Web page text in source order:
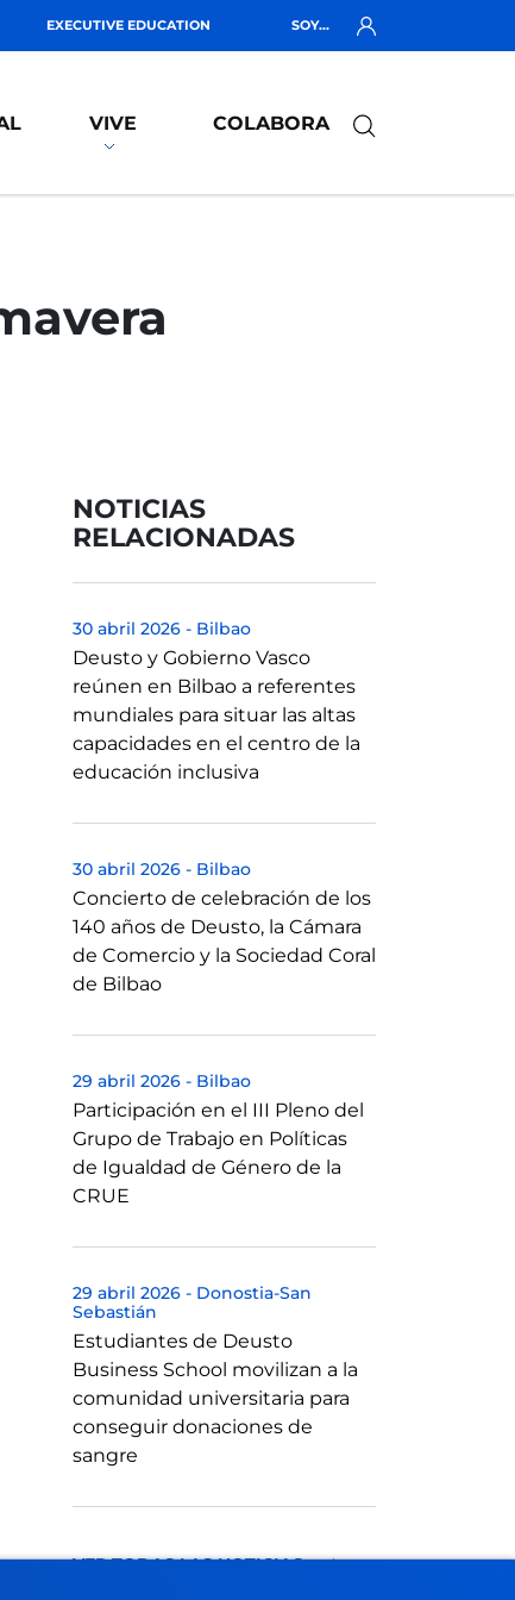
EXECUTIVE EDUCATION SOY...
VIVE COLABORA
NOTICIAS
RELACIONADAS
30 abril 2026 - Bilbao
Deusto y Gobierno Vasco
reúnen en Bilbao a referentes
mundiales para situar las altas
capacidades en el centro de la
educación inclusiva
30 abril 2026 - Bilbao
Concierto de celebración de los
140 años de Deusto, la Cámara
de Comercio y la Sociedad Coral
de Bilbao
29 abril 2026 - Bilbao
Participación en el III Pleno del
Grupo de Trabajo en Políticas
de Igualdad de Género de la
CRUE
29 abril 2026 - Donostia-San
Sebastián
Estudiantes de Deusto
Business School movilizan a la
comunidad universitaria para
conseguir donaciones de
sangre
VER TODAS LAS NOTICIAS